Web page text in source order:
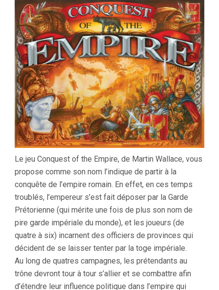
Le jeu Conquest of the Empire, de Martin Wallace, vous
propose comme son nom l’indique de partir à la
conquête de l’empire romain. En effet, en ces temps
troublés, l’empereur s’est fait déposer par la Garde
Prétorienne (qui mérite une fois de plus son nom de
pire garde impériale du monde), et les joueurs (de
quatre à six) incarnent des officiers de provinces qui
décident de se laisser tenter par la toge impériale.
Au long de quatres campagnes, les prétendants au
trône devront tour à tour s’allier et se combattre afin
d’étendre leur influence politique dans l’empire qui